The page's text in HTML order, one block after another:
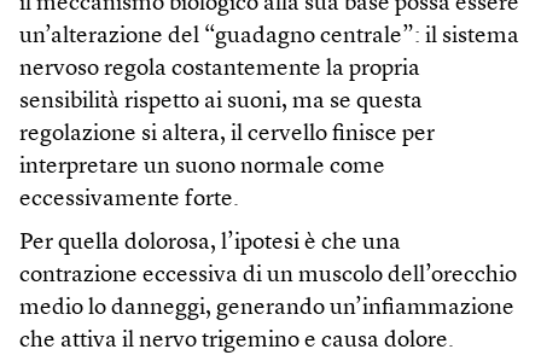
il meccanismo biologico alla sua base possa essere
un’alterazione del “guadagno centrale”: il sistema
nervoso regola costantemente la propria
sensibilità rispetto ai suoni, ma se questa
regolazione si altera, il cervello finisce per
interpretare un suono normale come
eccessivamente forte.
Per quella dolorosa, l’ipotesi è che una
contrazione eccessiva di un muscolo dell’orecchio
medio lo danneggi, generando un’infiammazione
che attiva il nervo trigemino e causa dolore.